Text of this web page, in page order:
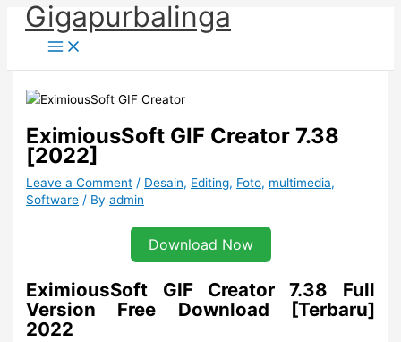
Skip
content
Gigapurbalinga
EximiousSoft GIF Creator 7.38
[2022]
Leave a Comment / Desain, Editing, Foto, multimedia,
Software / Byadmin
Download Now
EximiousSoft GIF Creator 7.38 Full
Version Free Download [Terbaru]
2022